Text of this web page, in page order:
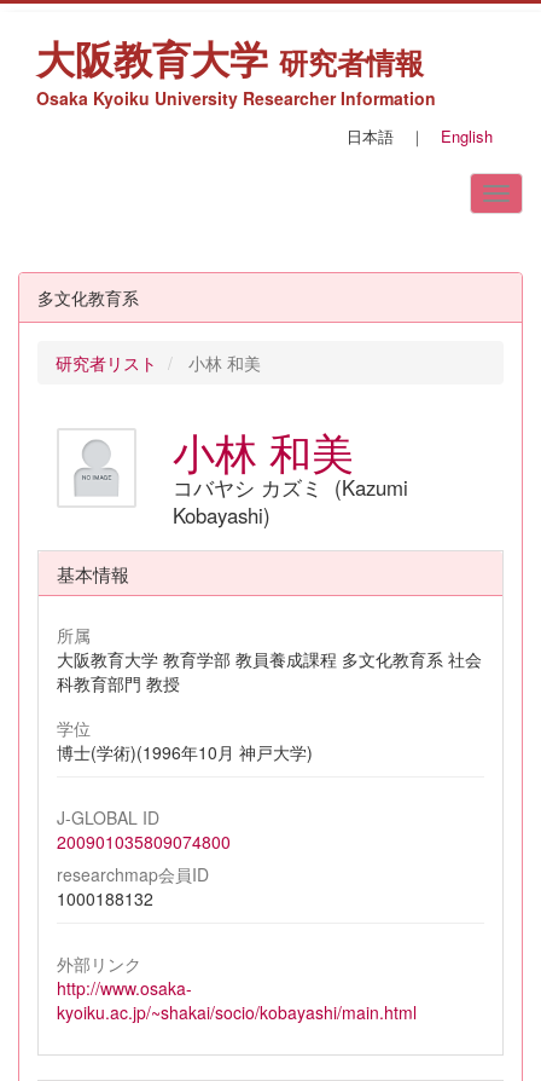
大阪教育大学 研究者情報
Osaka Kyoiku University Researcher Information
日本語 ｜ English
多文化教育系
研究者リスト 小林 和美
小林 和美
コバヤシ カズミ (Kazumi
Kobayashi)
基本情報
所属
大阪教育大学 教育学部 教員養成課程 多文化教育系 社会
科教育部門 教授
学位
博士(学術)(1996年10月 神戸大学)
J-GLOBAL ID
200901035809074800
researchmap会員ID
1000188132
外部リンク
http://www.osaka-
kyoiku.ac.jp/~shakai/socio/kobayashi/main.html